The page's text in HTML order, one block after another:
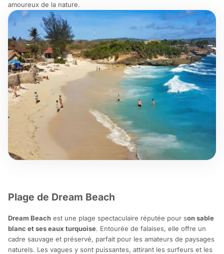
amoureux de la nature.
Plage de Dream Beach
Dream Beach est une plage spectaculaire réputée pour son sable
blanc et ses eaux turquoise. Entourée de falaises, elle offre un
cadre sauvage et préservé, parfait pour les amateurs de paysages
naturels. Les vagues y sont puissantes, attirant les surfeurs et les